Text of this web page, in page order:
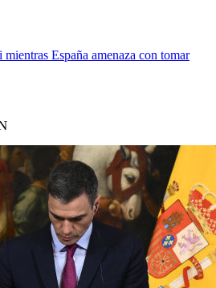
España amenaza con tomar